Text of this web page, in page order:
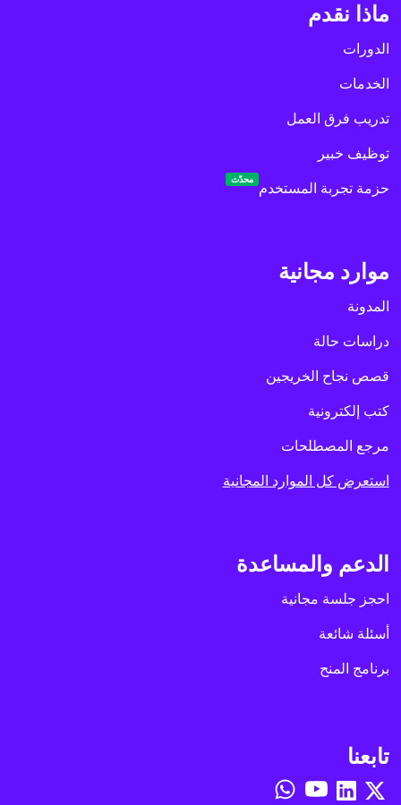
ماذا نقدم
الدورات
الخدمات
تدريب فرق العمل
توظيف خبير
حزمة تجربة المستخدم
محدّث
موارد مجانية
المدونة
دراسات حالة
قصص نجاح الخريجين
كتب إلكترونية
مرجع المصطلحات
استعرض كل الموارد المجانية
الدعم والمساعدة
احجز جلسة مجانية
أسئلة شائعة
برنامج المنح
تابعنا